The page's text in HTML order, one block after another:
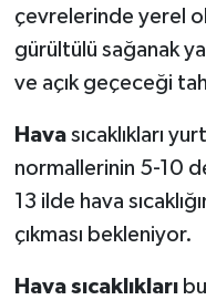
çevrelerinde yerel
gürültülü sağanak
ve açık geçeceği
Havasıcaklıkları
normallerinin 5-10
13 ilde hava
çıkması bekleniyor.
Hava sıcaklıkları